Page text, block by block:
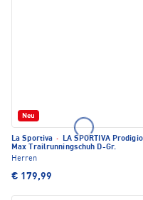
Neu
La Sportiva ·
LA SPORTIVA Prodigio
Max Trailrunningschuh D-Gr.
Herren
€ 179,99